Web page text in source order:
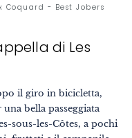
Coquard - Best Jobers
di Les
il giro in bicicletta,
bella passeggiata
sous-les-Côtes, a pochi